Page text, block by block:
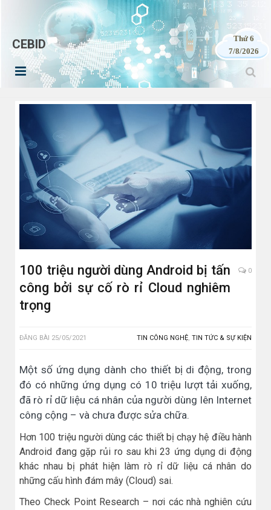
CEBID
Thứ 6
7/8/2026
100 triệu người dùng Android bị tấn
công bởi sự cố rò rỉ Cloud nghiêm
trọng
0
ĐĂNG BÀI 25/05/2021 TIN CÔNG NGHỆ, TIN TỨC & SỰ KIỆN
Một số ứng dụng dành cho thiết bị di động, trong
đó có những ứng dụng có 10 triệu lượt tải xuống,
đã rò rỉ dữ liệu cá nhân của người dùng lên Internet
công cộng – và chưa được sửa chữa.
Hơn 100 triệu người dùng các thiết bị chạy hệ điều hành
Android đang gặp rủi ro sau khi 23 ứng dụng di động
khác nhau bị phát hiện làm rò rỉ dữ liệu cá nhân do
những cấu hình đám mây (Cloud) sai.
Theo Check Point Research – nơi các nhà nghiên cứu